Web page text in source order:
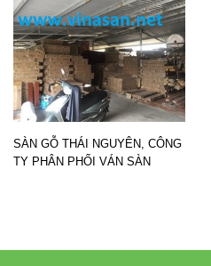
SÀN GỖ THÁI NGUYÊN, CÔNG
TY PHÂN PHỐI VÁN SÀN